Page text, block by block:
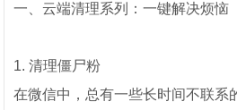
一、云端清理系列：一键解决烦恼
1. 清理僵尸粉
在微信中，总有一些长时间不联系